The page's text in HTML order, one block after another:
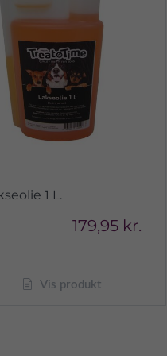
1 L.
179,95 kr.
Vis produkt